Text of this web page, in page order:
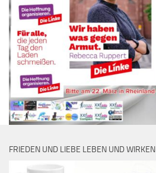
FRIEDEN UND LIEBE LEBEN UND WIRKEN